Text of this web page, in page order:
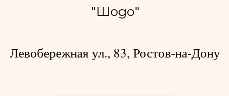
"Шодо"
Левобережная ул., 83, Ростов-на-Дону